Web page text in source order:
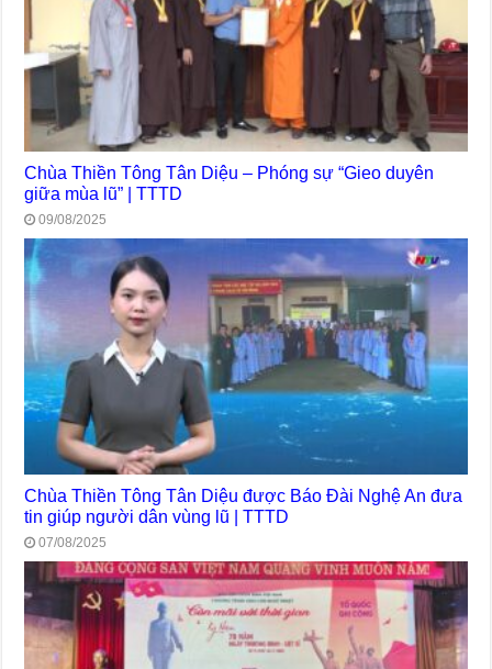
Chùa Thiền Tông Tân Diệu – Phóng sự “Gieo duyên
giữa mùa lũ” | TTTD
09/08/2025
Chùa Thiền Tông Tân Diệu được Báo Đài Nghệ An đưa
tin giúp người dân vùng lũ | TTTD
07/08/2025